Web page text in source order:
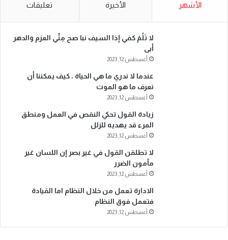
الأشهر الأخيرة تعليقات
لا تَلُمْ كفي إذا السيف نبا صح مِنِّي العزم والدهر
أبى
أغسطس 12, 2023
عندما لا ندري ما هي الحياة ، كيف يمكننا أن
نعرف ما هو الموت
أغسطس 12, 2023
زيادة القول تحكي النقص في العمل ومنطق
المرء قد يهديه للزلل
أغسطس 12, 2023
لا تطلقن القول في غير بصر إن اللسان غير
مأمون الضرر
أغسطس 12, 2023
الادارة تعمل من خلال النظام اما القيادة
فتعمل فوق النظام
أغسطس 12, 2023